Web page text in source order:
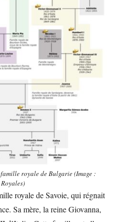
royale de Bulgarie (Image :
royale de Savoie, qui régnait
Sa mère, la reine Giovanna,